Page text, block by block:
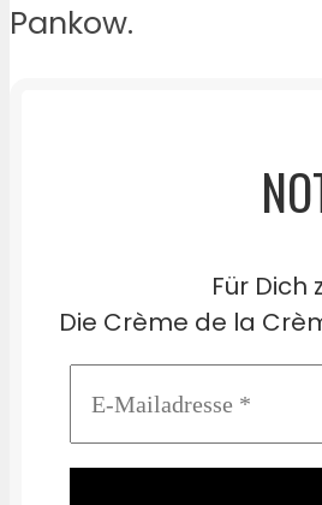
Pankow.
Für
Die Crème de la